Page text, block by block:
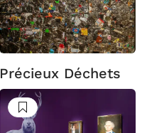
Précieux Déchets
Suivre